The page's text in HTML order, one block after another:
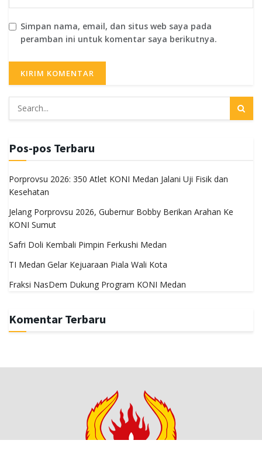
Simpan nama, email, dan situs web saya pada
peramban ini untuk komentar saya berikutnya.
Pos-pos Terbaru
Porprovsu 2026: 350 Atlet KONI Medan Jalani Uji Fisik dan
Kesehatan
Jelang Porprovsu 2026, Gubernur Bobby Berikan Arahan Ke
KONI Sumut
Safri Doli Kembali Pimpin Ferkushi Medan
TI Medan Gelar Kejuaraan Piala Wali Kota
Fraksi NasDem Dukung Program KONI Medan
Komentar Terbaru